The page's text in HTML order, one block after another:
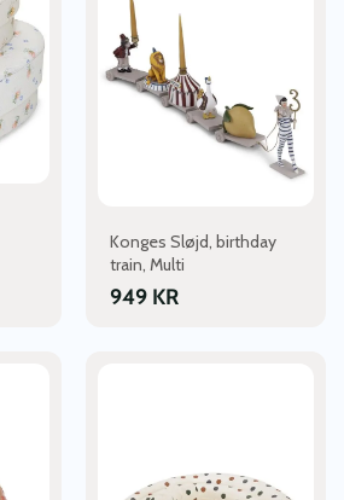
Konges Sløjd, birthday
train, Multi
949 KR